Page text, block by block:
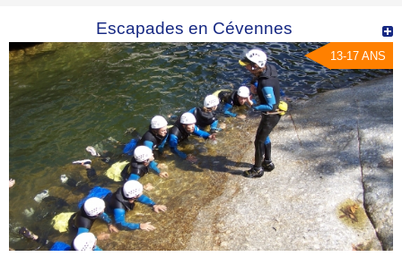
Escapades en Cévennes
13-17 ANS